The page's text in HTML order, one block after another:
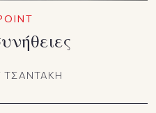
ΤΣΑΝΤΑΚΗ